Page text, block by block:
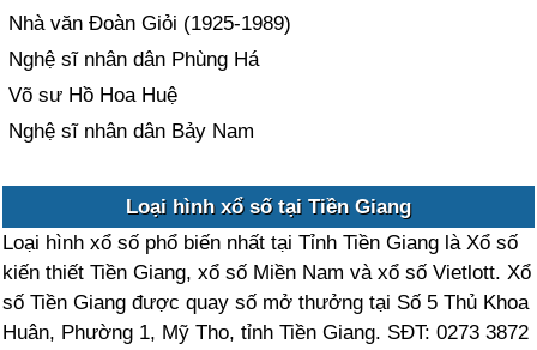
Nhà văn Đoàn Giỏi (1925-1989)
Nghệ sĩ nhân dân Phùng Há
Võ sư Hồ Hoa Huệ
Nghệ sĩ nhân dân Bảy Nam
Loại hình xổ số tại Tiền Giang
Loại hình xổ số phổ biến nhất tại Tỉnh Tiền Giang là Xổ số
kiến thiết Tiền Giang, xổ số Miền Nam và xổ số Vietlott. Xổ
số Tiền Giang được quay số mở thưởng tại Số 5 Thủ Khoa
Huân, Phường 1, Mỹ Tho, tỉnh Tiền Giang. SĐT: 0273 3872